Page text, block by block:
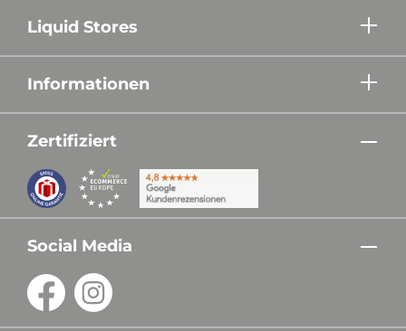
Liquid Stores
Informationen
Zertifiziert
Social Media